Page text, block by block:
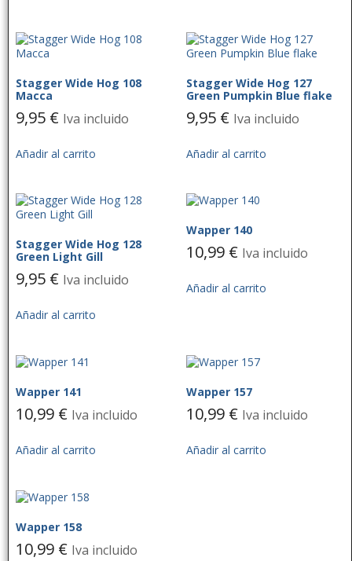
Stagger Wide Hog 108
Macca
9,95 € Iva incluido
Añadir al carrito
Stagger Wide Hog 127
Green Pumpkin Blue flake
9,95 € Iva incluido
Añadir al carrito
Stagger Wide Hog 128
Green Light Gill
9,95 € Iva incluido
Añadir al carrito
Wapper 140
10,99 € Iva incluido
Añadir al carrito
Wapper 141
10,99 € Iva incluido
Añadir al carrito
Wapper 157
10,99 € Iva incluido
Añadir al carrito
Wapper 158
10,99 € Iva incluido